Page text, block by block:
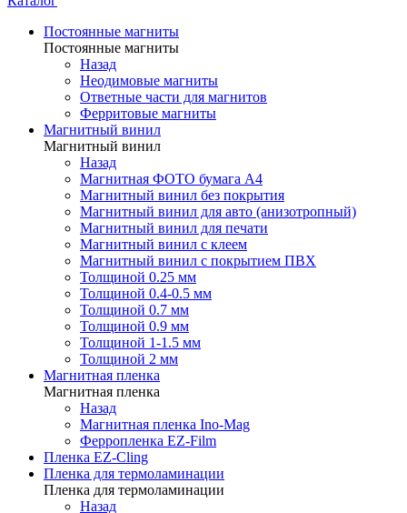
Постоянные магниты
Постоянные магниты
Назад
Неодимовые магниты
Ответные части для магнитов
Ферритовые магниты
Магнитный винил
Магнитный винил
Назад
Магнитная ФОТО бумага А4
Магнитный винил без покрытия
Магнитный винил для авто (анизотропный)
Магнитный винил для печати
Магнитный винил с клеем
Магнитный винил с покрытием ПВХ
Толщиной 0.25 мм
Толщиной 0.4-0.5 мм
Толщиной 0.7 мм
Толщиной 0.9 мм
Толщиной 1-1.5 мм
Толщиной 2 мм
Магнитная пленка
Магнитная пленка
Назад
Магнитная пленка Ino-Mag
Ферропленка EZ-Film
Пленка EZ-Cling
Пленка для термоламинации
Пленка для термоламинации
Назад